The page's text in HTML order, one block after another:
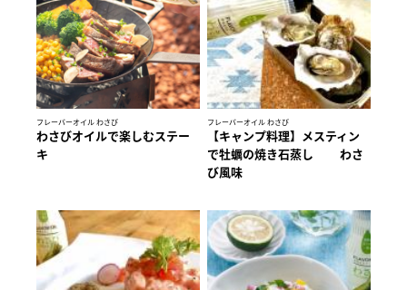
フレーバーオイル わさび
わさびオイルで楽しむステー
キ
フレーバーオイル わさび
【キャンプ料理】メスティン
で牡蠣の焼き石蒸し わさ
び風味